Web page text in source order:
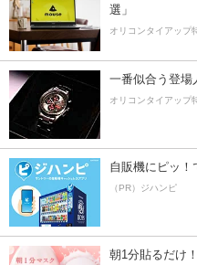
選」
オリコンタイアップ
一番似合う登
オリコンタイアップ
自販機にピッ！
（PR）ジハンピ
朝1分貼るだけ